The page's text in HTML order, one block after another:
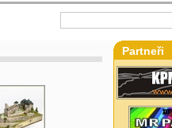
Partneři